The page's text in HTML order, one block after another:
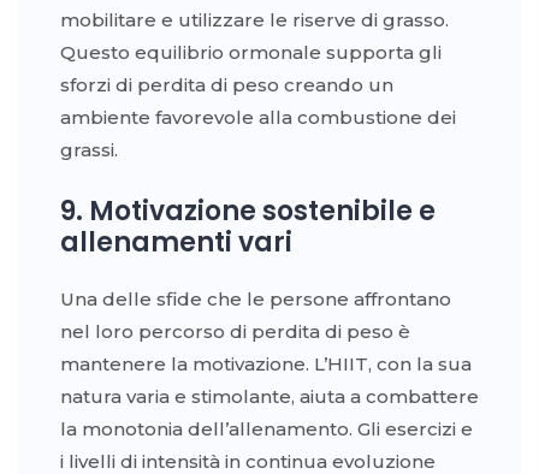
mobilitare e utilizzare le riserve di grasso.
Questo equilibrio ormonale supporta gli
sforzi di perdita di peso creando un
ambiente favorevole alla combustione dei
grassi.
9. Motivazione sostenibile e
allenamenti vari
Una delle sfide che le persone affrontano
nel loro percorso di perdita di peso è
mantenere la motivazione. L’HIIT, con la sua
natura varia e stimolante, aiuta a combattere
la monotonia dell’allenamento. Gli esercizi e
i livelli di intensità in continua evoluzione